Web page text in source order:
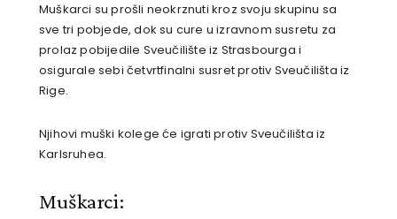
Muškarci su prošli neokrznuti kroz svoju skupinu sa
sve tri pobjede, dok su cure u izravnom susretu za
prolaz pobijedile Sveučilište iz Strasbourga i
osigurale sebi četvrtfinalni susret protiv Sveučilišta iz
Rige.
Njihovi muški kolege će igrati protiv Sveučilišta iz
Karlsruhea.
Muškarci: